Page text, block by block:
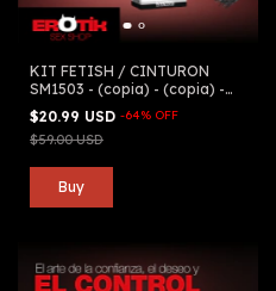
KIT FETISH / CINTURON
SM1503 - (copia) - (copia) -
(copia) - (copia) - (copia) -
(copia) - (copia) - (copia) -
(copia) - (copia)
$20.99 USD -64% OFF
$59.00 USD